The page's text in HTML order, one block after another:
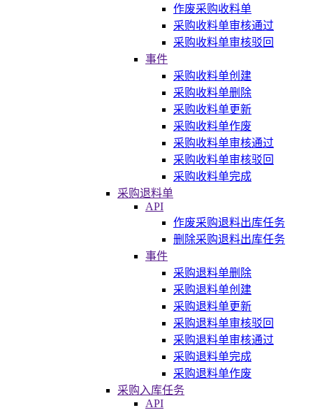
作废采购收料单
采购收料单审核通过
采购收料单审核驳回
事件
采购收料单创建
采购收料单删除
采购收料单更新
采购收料单作废
采购收料单审核通过
采购收料单审核驳回
采购收料单完成
采购退料单
API
作废采购退料出库任务
删除采购退料出库任务
事件
采购退料单删除
采购退料单创建
采购退料单更新
采购退料单审核驳回
采购退料单审核通过
采购退料单完成
采购退料单作废
采购入库任务
API